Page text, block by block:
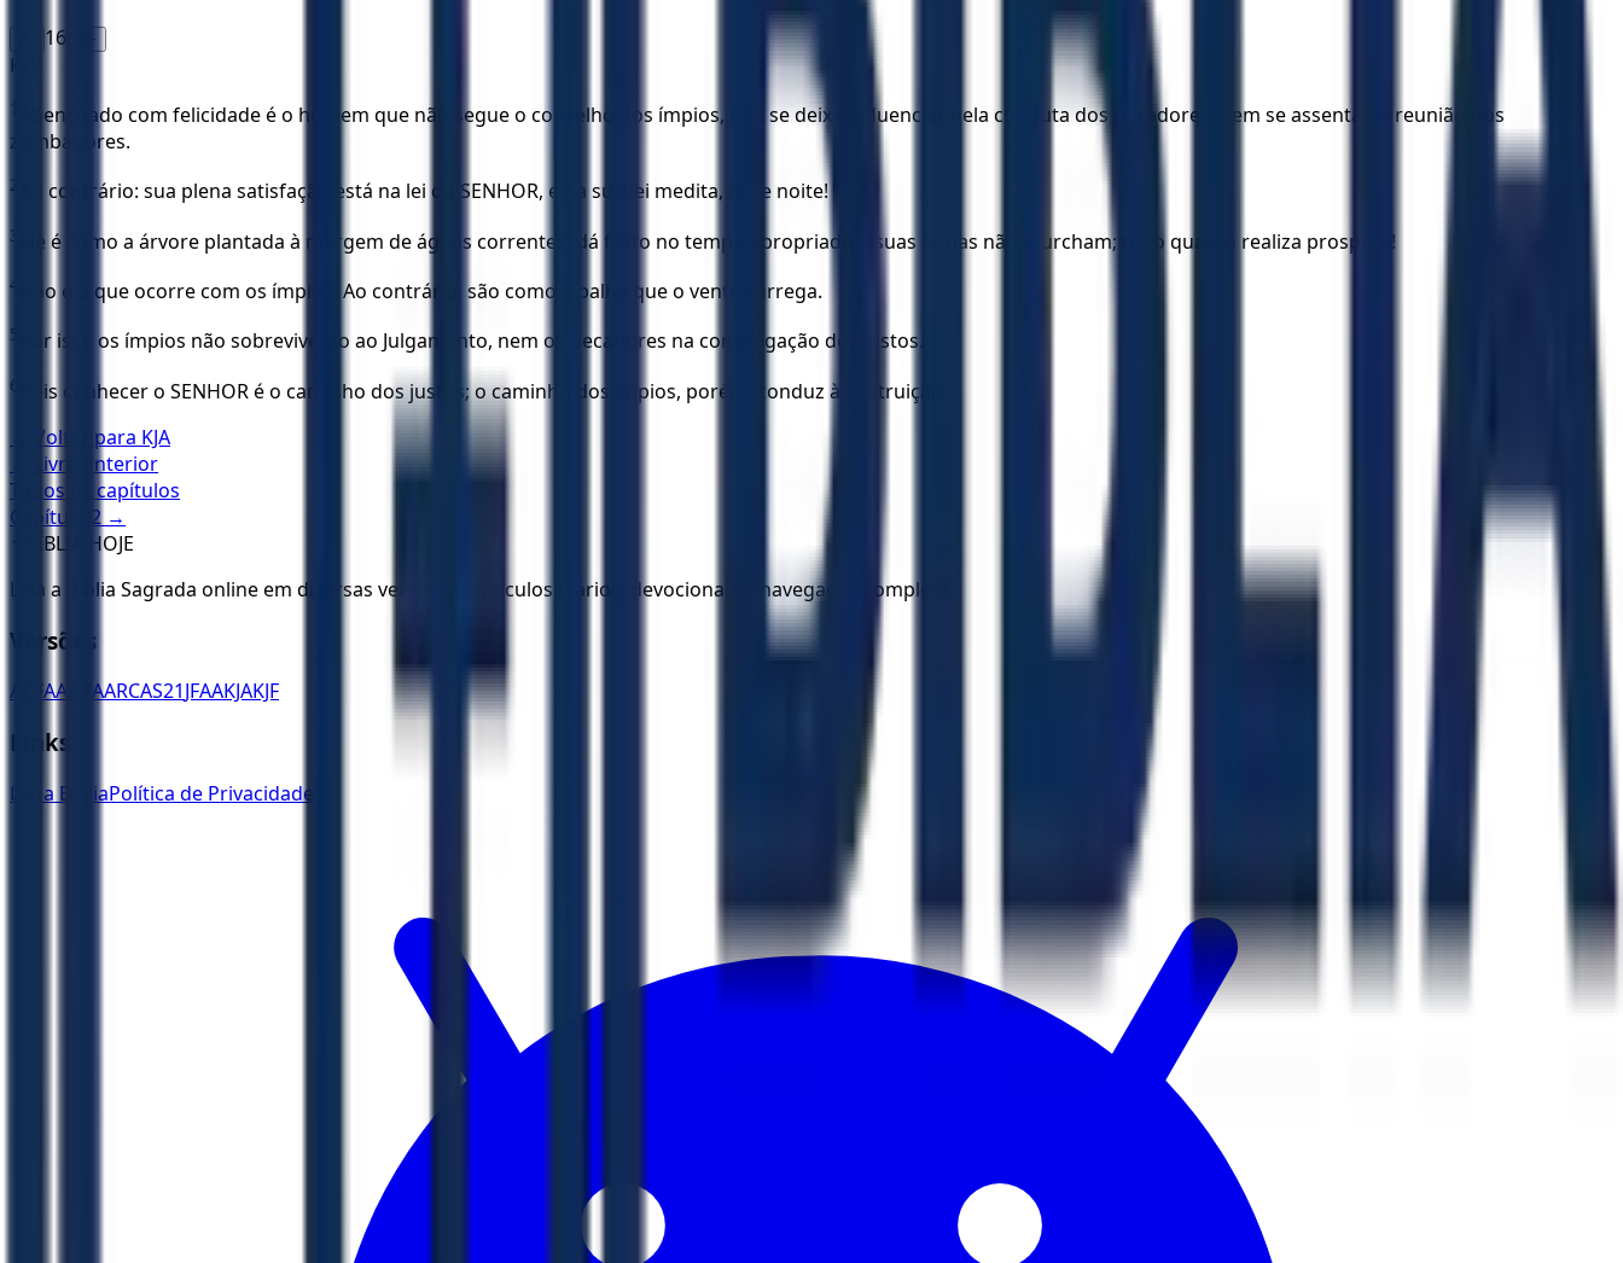
16 A+
KJA
1
Abençoado com felicidade é o homem que não segue o conselho dos ímpios, não se deixa influenciar pela conduta dos pecadores, nem se assenta na reunião dos
zombadores.
2 Ao contrário: sua plena satisfação está na lei do SENHOR, e na sua lei medita, dia e noite!
3 Ele é como a árvore plantada à margem de águas correntes: dá fruto no tempo apropriado e suas folhas não murcham; tudo quanto realiza prospera!
4 Não é o que ocorre com os ímpios! Ao contrário: são como a palha que o vento carrega.
5 Por isso os ímpios não sobreviverão ao Julgamento, nem os pecadores na congregação dos justos.
6
Pois conhecer o SENHOR é o caminho dos justos; o caminho dos ímpios, porém, conduz à destruição.
← Voltar para KJA
← Livro anterior
Todos os capítulos
Capítulo
2 →
BÍBLIA HOJE
Leia a Bíblia Sagrada online em diversas versões. Versículos diários, devocionais e navegação completa.
Versões
ACFAA ARAARCAS21JFAAKJAKJF
Links
Ler a BíbliaPolítica de Privacidade